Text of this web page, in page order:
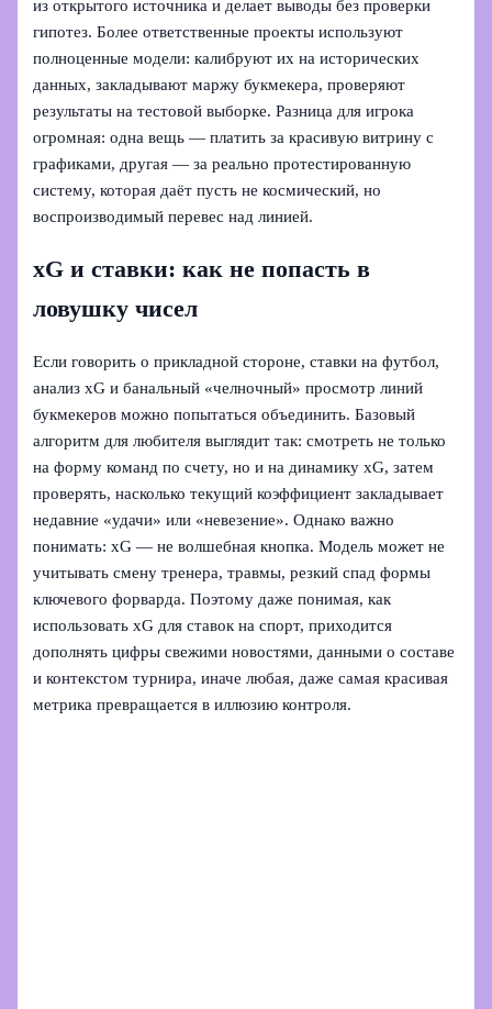
из открытого источника и делает выводы без проверки
гипотез. Более ответственные проекты используют
полноценные модели: калибруют их на исторических
данных, закладывают маржу букмекера, проверяют
результаты на тестовой выборке. Разница для игрока
огромная: одна вещь — платить за красивую витрину с
графиками, другая — за реально протестированную
систему, которая даёт пусть не космический, но
воспроизводимый перевес над линией.
xG и ставки: как не попасть в
ловушку чисел
Если говорить о прикладной стороне, ставки на футбол,
анализ xG и банальный «челночный» просмотр линий
букмекеров можно попытаться объединить. Базовый
алгоритм для любителя выглядит так: смотреть не только
на форму команд по счету, но и на динамику xG, затем
проверять, насколько текущий коэффициент закладывает
недавние «удачи» или «невезение». Однако важно
понимать: xG — не волшебная кнопка. Модель может не
учитывать смену тренера, травмы, резкий спад формы
ключевого форварда. Поэтому даже понимая, как
использовать xG для ставок на спорт, приходится
дополнять цифры свежими новостями, данными о составе
и контекстом турнира, иначе любая, даже самая красивая
метрика превращается в иллюзию контроля.